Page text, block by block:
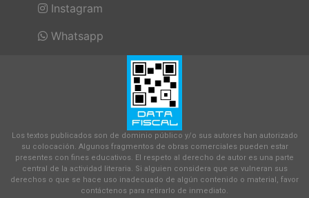
Instagram
Whatsapp
Los textos publicados son de dominio público y/o sus autores han autorizado
su colocación. Algunos fragmentos de obras comerciales pueden estar
presentes con fines educativos. El respeto al derecho de autor es una parte
central de la actividad literaria. Si alguien considera que se vulneran sus
derechos o que se hace uso inadecuado de algún contenido o material, favor
contáctenos para retirarlo de inmediato.